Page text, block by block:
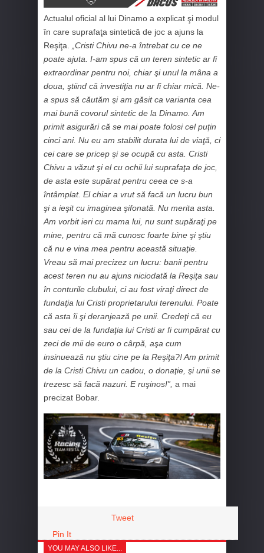
Actualul oficial al lui Dinamo a explicat şi modul
în care suprafaţa sintetică de joc a ajuns la
Reşiţa.
„Cristi Chivu ne-a întrebat cu ce ne
poate ajuta. I-am spus că un teren sintetic ar fi
extraordinar pentru noi, chiar şi unul la mâna a
doua, ştiind că investiţia nu ar fi chiar mică. Ne-
a spus să căutăm şi am găsit ca varianta cea
mai bună covorul sintetic de la Dinamo. Am
primit asigurări că se mai poate folosi cel puţin
cinci ani. Nu eu am stabilit durata lui de viaţă, ci
cei care se pricep şi se ocupă cu asta. Cristi
Chivu a văzut şi el cu ochii lui suprafaţa de joc,
de asta este supărat pentru ceea ce s-a
întâmplat. El chiar a vrut să facă un lucru bun
şi a ieşit cu imaginea şifonată. Nu merita asta.
Am vorbit ieri cu mama lui, nu sunt supăraţi pe
mine, pentru că mă cunosc foarte bine şi ştiu
că nu e vina mea pentru această situaţie.
Vreau să mai precizez un lucru: banii pentru
acest teren nu au ajuns niciodată la Reşiţa sau
în conturile clubului, ci au fost viraţi direct de
fundaţia lui Cristi proprietarului terenului. Poate
că asta îi şi deranjează pe unii. Credeţi că eu
sau cei de la fundaţia lui Cristi ar fi cumpărat cu
zeci de mii de euro o cârpă, aşa cum
insinuează nu ştiu cine pe la Reşiţa?! Am primit
de la Cristi Chivu un cadou, o donaţie, şi unii se
trezesc să facă nazuri. E ruşinos!”, a mai
precizat Bobar.
Tweet
Pin It
YOU MAY ALSO LIKE...